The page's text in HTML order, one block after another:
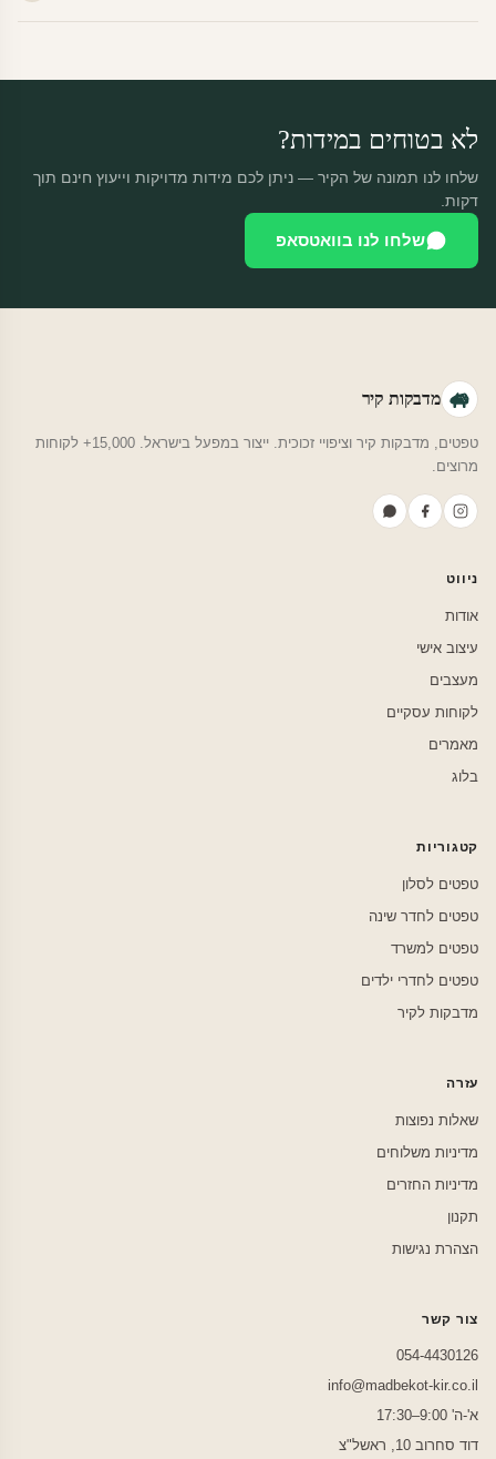
לא בטוחים במידות?
שלחו לנו תמונה של הקיר — ניתן לכם מידות מדויקות וייעוץ חינם תוך
דקות.
שלחו לנו בוואטסאפ
מדבקות קיר
טפטים, מדבקות קיר וציפויי זכוכית. ייצור במפעל בישראל. 15,000+ לקוחות
מרוצים.
ניווט
אודות
עיצוב אישי
מעצבים
לקוחות עסקיים
מאמרים
בלוג
קטגוריות
טפטים לסלון
טפטים לחדר שינה
טפטים למשרד
טפטים לחדרי ילדים
מדבקות לקיר
עזרה
שאלות נפוצות
מדיניות משלוחים
מדיניות החזרים
תקנון
הצהרת נגישות
צור קשר
054-4430126
info@madbekot-kir.co.il
א'-ה' 9:00–17:30
דוד סחרוב 10, ראשל"צ